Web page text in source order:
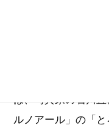
は、写真家の石川
ルノアール」の「